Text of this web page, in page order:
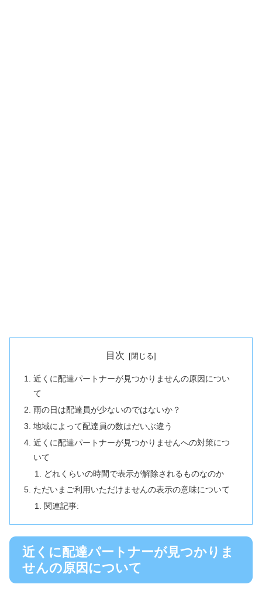
目次
近くに配達パートナーが見つかりませんの原因につい
て
雨の日は配達員が少ないのではないか？
地域によって配達員の数はだいぶ違う
近くに配達パートナーが見つかりませんへの対策につ
いて
どれくらいの時間で表示が解除されるものなのか
ただいまご利用いただけませんの表示の意味について
関連記事:
近くに配達パートナーが見つかりま
せんの原因について